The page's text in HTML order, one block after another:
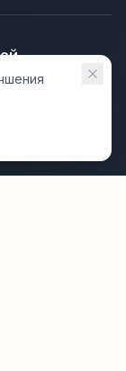
надёжную